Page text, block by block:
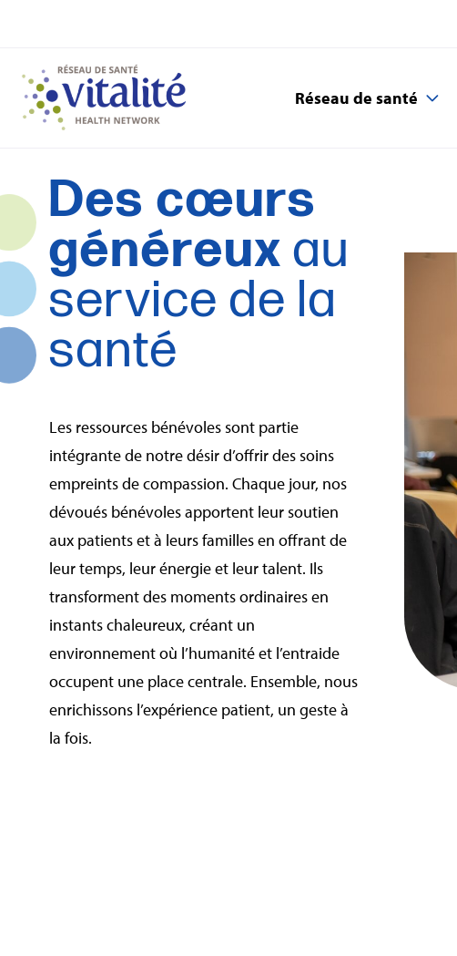
Réseau de santé
Des cœurs
généreux au
service de la
santé
Les ressources bénévoles sont partie
intégrante de notre désir d’offrir des soins
empreints de compassion. Chaque jour, nos
dévoués bénévoles apportent leur soutien
aux patients et à leurs familles en offrant de
leur temps, leur énergie et leur talent. Ils
transforment des moments ordinaires en
instants chaleureux, créant un
environnement où l’humanité et l’entraide
occupent une place centrale. Ensemble, nous
enrichissons l’expérience patient, un geste à
la fois.